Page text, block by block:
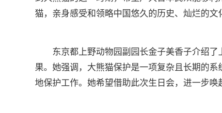
猫，亲身感受和领略中国悠久的历史、灿烂的文
东京都上野动物园副园长金子美香子介绍
果。她强调，大熊猫保护是一项复杂且长期的
地保护工作。她希望借助此次生日会，进一步唤